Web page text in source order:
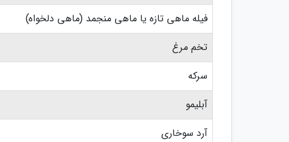
فیله ماهی تازه یا ماهی منجمد (ماهی دلخواه)
تخم مرغ
سرکه
آبلیمو
آرد سوخاری